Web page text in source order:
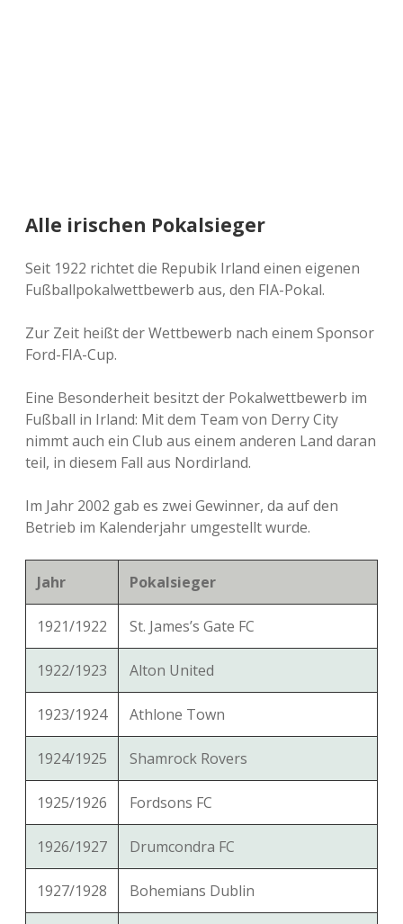
Alle irischen Pokalsieger
Seit 1922 richtet die Repubik Irland einen eigenen
Fußballpokalwettbewerb aus, den FIA-Pokal.
Zur Zeit heißt der Wettbewerb nach einem Sponsor
Ford-FIA-Cup.
Eine Besonderheit besitzt der Pokalwettbewerb im
Fußball in Irland: Mit dem Team von Derry City
nimmt auch ein Club aus einem anderen Land daran
teil, in diesem Fall aus Nordirland.
Im Jahr 2002 gab es zwei Gewinner, da auf den
Betrieb im Kalenderjahr umgestellt wurde.
Jahr Pokalsieger
1921/1922 St. James’s Gate FC
1922/1923 Alton United
1923/1924 Athlone Town
1924/1925 Shamrock Rovers
1925/1926 Fordsons FC
1926/1927 Drumcondra FC
1927/1928 Bohemians Dublin